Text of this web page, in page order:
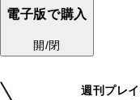
電子版で購入
開/閉
週刊プレ